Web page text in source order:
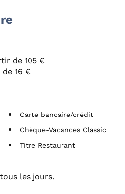
de 105 €
16 €
Carte bancaire/crédit
Chèque-Vacances Classic
Titre Restaurant
les jours.